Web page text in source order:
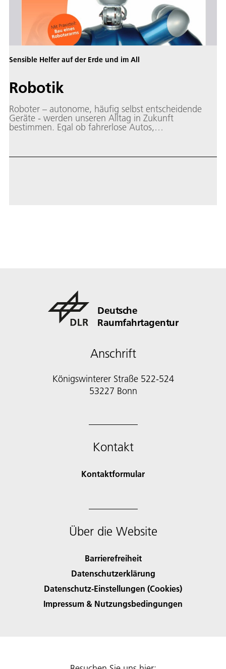
Sensible Helfer auf der Erde und im All
Robotik
Roboter – autonome, häufig selbst entscheidende
Geräte - werden unseren Alltag in Zukunft
bestimmen. Egal ob fahrerlose Autos,
Jahrhundert wird das Zeitalter der Roboter.
Deutsche
Raumfahrtagentur
Anschrift
Königswinterer Straße 522-524
53227 Bonn
Kontakt
Kontaktformular
Über die Website
Barrierefreiheit
Datenschutzerklärung
Datenschutz-Einstellungen (Cookies)
Impressum & Nutzungsbedingungen